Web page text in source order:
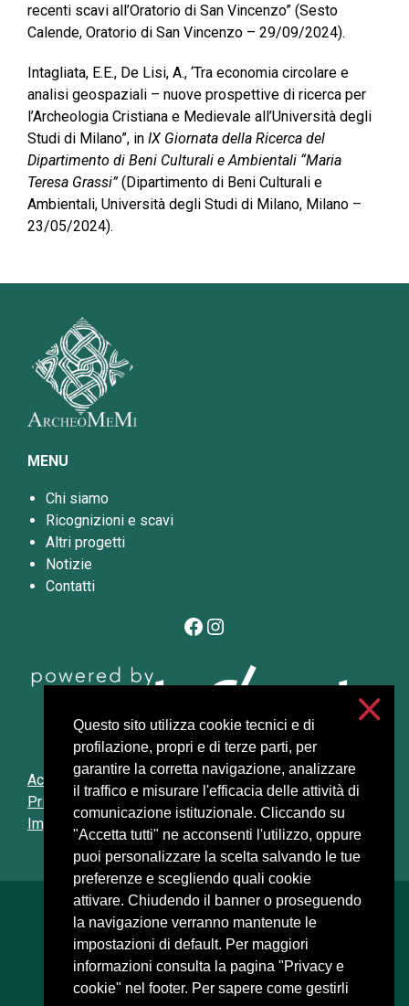
Questo sito utilizza cookie tecnici e di
profilazione, propri e di terze parti, per
garantire la corretta navigazione, analizzare
il traffico e misurare l'efficacia delle attività di
comunicazione istituzionale. Cliccando su
"Accetta tutti" ne acconsenti l'utilizzo, oppure
puoi personalizzare la scelta salvando le tue
preferenze e scegliendo quali cookie
attivare. Chiudendo il banner o proseguendo
la navigazione verranno mantenute le
impostazioni di default. Per maggiori
informazioni consulta la pagina "Privacy e
cookie" nel footer. Per sapere come gestirli
recenti scavi all’Oratorio di San Vincenzo” (Sesto
Calende, Oratorio di San Vincenzo – 29/09/2024).
Intagliata, E.E., De Lisi, A., ‘Tra economia circolare e
analisi geospaziali – nuove prospettive di ricerca per
l’Archeologia Cristiana e Medievale all’Università degli
Studi di Milano”, in IX Giornata della Ricerca del
Dipartimento di Beni Culturali e Ambientali “Maria
Teresa Grassi”(Dipartimento di Beni Culturali e
Ambientali, Università degli Studi di Milano, Milano –
23/05/2024).
MENU
Chi siamo
Ricognizioni e scavi
Altri progetti
Notizie
Contatti
Facebook
Instagram
Accessibilità
Privacy e cookies
Impostazioni cookie
Università degli Studi di Milano
Via Festa del Perdono, 7 - 20122 Milano
Posta Elettronica Certificata